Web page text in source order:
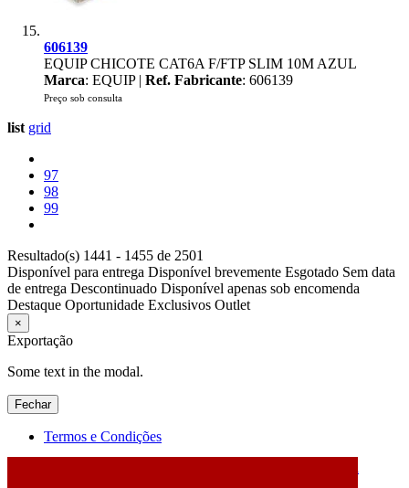
606139
EQUIP CHICOTE CAT6A F/FTP SLIM 10M AZUL
Marca: EQUIP | Ref. Fabricante: 606139
Preço sob consulta
list grid
97
98
99
Resultado(s) 1441 - 1455 de 2501
Disponível para entrega Disponível brevemente Esgotado Sem data
de entrega Descontinuado Disponível apenas sob encomenda
Destaque Oportunidade Exclusivos Outlet
×
Exportação
Some text in the modal.
Fechar
Termos e Condições